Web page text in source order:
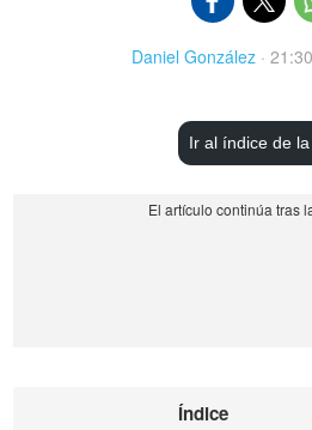
Daniel González ·
Ir al índice de
Índice